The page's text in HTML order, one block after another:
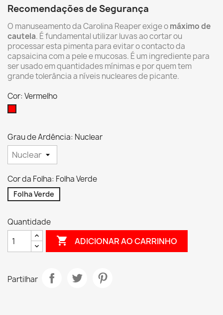
Recomendações de Segurança
O manuseamento da Carolina Reaper exige omáximo de
cautela. É fundamental utilizar luvas ao cortar ou
processar esta pimenta para evitar o contacto da
capsaicina com a pele e mucosas. É um ingrediente para
ser usado em quantidades mínimas e por quem tem
grande tolerância a níveis nucleares de picante.
Cor: Vermelho
Grau de Ardência: Nuclear
Cor da Folha: Folha Verde
Folha Verde
Quantidade
 ADICIONAR AO CARRINHO
Partilhar